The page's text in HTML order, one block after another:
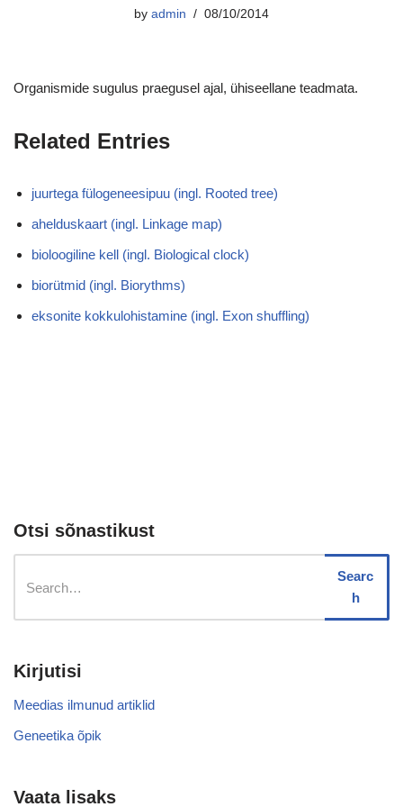
by admin 08/10/2014
Organismide sugulus praegusel ajal, ühiseellane teadmata.
Related Entries
juurtega fülogeneesipuu (ingl. Rooted tree)
ahelduskaart (ingl. Linkage map)
bioloogiline kell (ingl. Biological clock)
biorütmid (ingl. Biorythms)
eksonite kokkulohistamine (ingl. Exon shuffling)
Otsi sõnastikust
Searc
h
Kirjutisi
Meedias ilmunud artiklid
Geneetika õpik
Vaata lisaks